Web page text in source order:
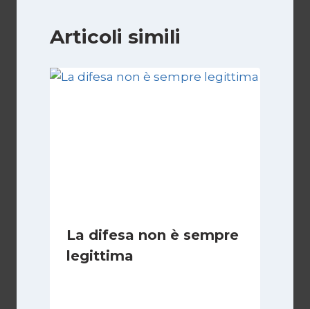
Articoli simili
La difesa non è sempre
legittima